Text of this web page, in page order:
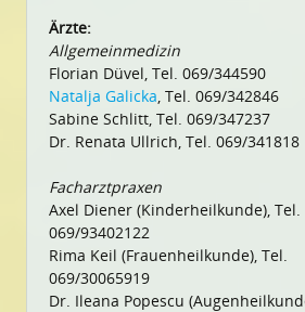
Ärzte:
Allgemeinmedizin
Florian Düvel, Tel. 069/344590
Natalja Galicka, Tel. 069/342846
Sabine Schlitt, Tel. 069/347237
Dr. Renata Ullrich, Tel. 069/341818
Facharztpraxen
Axel Diener (Kinderheilkunde), Tel.
069/93402122
Rima Keil (Frauenheilkunde), Tel.
069/30065919
Dr. Ileana Popescu